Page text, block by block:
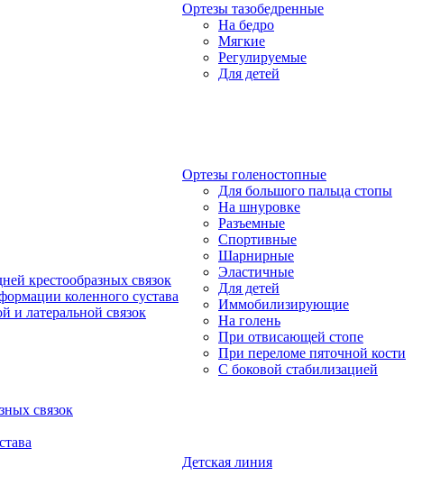
Ортезы тазобедренные
На бедро
Мягкие
Регулируемые
Для детей
крестообразных связок
коленного сустава
и латеральной связок
связок
Ортезы голеностопные
Для большого пальца стопы
На шнуровке
Разъемные
Спортивные
Шарнирные
Эластичные
Для детей
Иммобилизирующие
На голень
При отвисающей стопе
При переломе пяточной кости
С боковой стабилизацией
Детская линия